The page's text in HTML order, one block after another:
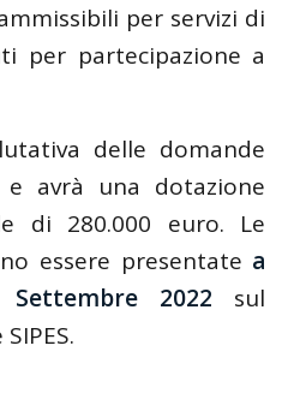
per servizi di
per partecipazione a
delle domande
avrà una dotazione
di 280.000 euro. Le
essere presentate a
2022 sul